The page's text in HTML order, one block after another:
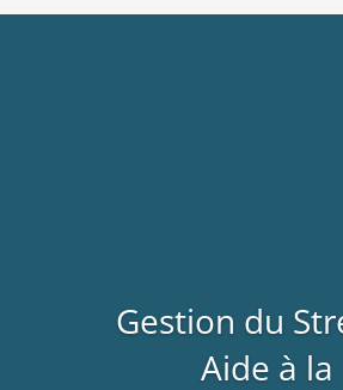
Gestion du
Aide à la